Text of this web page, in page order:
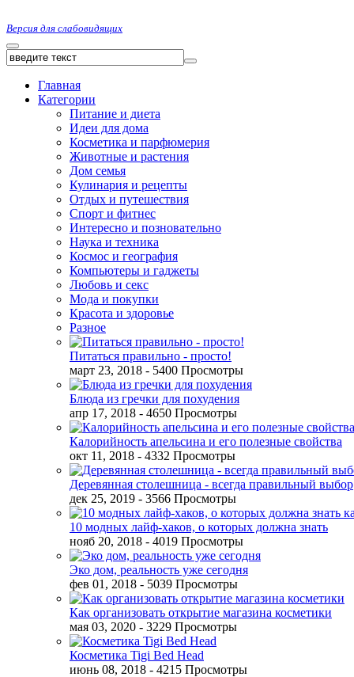
Версия для слабовидящих
Главная
Категории
Питание и диета
Идеи для дома
Косметика и парфюмерия
Животные и растения
Дом семья
Кулинария и рецепты
Отдых и путешествия
Спорт и фитнес
Интересно и позновательно
Наука и техника
Космос и география
Компьютеры и гаджеты
Любовь и секс
Мода и покупки
Красота и здоровье
Разное
Питаться правильно - просто!
март 23, 2018 - 5400 Просмотры
Блюда из гречки для похудения
апр 17, 2018 - 4650 Просмотры
Калорийность апельсина и его полезные свойства
окт 11, 2018 - 4332 Просмотры
Деревянная столешница - всегда правильный выбор
дек 25, 2019 - 3566 Просмотры
10 модных лайф-хаков, о которых должна знать
нояб 20, 2018 - 4019 Просмотры
Эко дом, реальность уже сегодня
фев 01, 2018 - 5039 Просмотры
Как организовать открытие магазина косметики
мая 03, 2020 - 3229 Просмотры
Косметика Tigi Bed Head
июнь 08, 2018 - 4215 Просмотры